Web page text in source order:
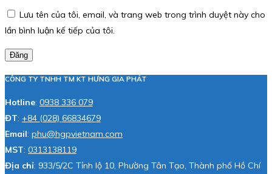
Lưu tên của tôi, email, và trang web trong trình duyệt này cho
lần bình luận kế tiếp của tôi.
Đăng
CÔNG TY TNHH TM KT HƯNG GIA PHÁT
Hotline: 0938 336 079
ĐT: +84 (028) 66834679
Email: phu@hgpvietnam.com
MST: 0313138119
Địa chỉ: 933/5/2C Tỉnh lộ 10, Phường Tân Tạo, Thành phố Hồ Chí